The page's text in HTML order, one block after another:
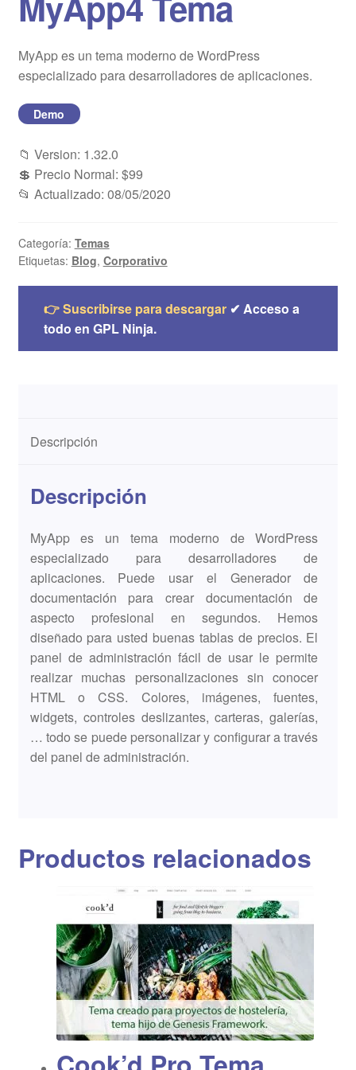
Blog
Mi cuenta
MyApp es un tema moderno de WordPress
especializado para desarrolladores de aplicaciones.
Demo
📁 Version: 1.32.0
💲 Precio Normal: $99
📂 Actualizado: 08/05/2020
Categoría: Temas
Etiquetas: Blog, Corporativo
👉 Suscribirse para descargar✔ Acceso a
todo en GPL Ninja.
Descripción
Descripción
MyApp es un tema moderno de WordPress
especializado para desarrolladores de
aplicaciones. Puede usar el Generador de
documentación para crear documentación de
aspecto profesional en segundos. Hemos
diseñado para usted buenas tablas de precios. El
panel de administración fácil de usar le permite
realizar muchas personalizaciones sin conocer
HTML o CSS. Colores, imágenes, fuentes,
widgets, controles deslizantes, carteras, galerías,
… todo se puede personalizar y configurar a través
del panel de administración.
Productos relacionados